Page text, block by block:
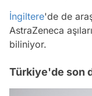
İngiltere'de de
AstraZeneca
biliniyor.
Türkiye'de son